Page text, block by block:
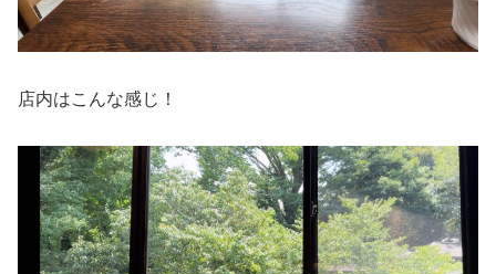
店内はこんな感じ！